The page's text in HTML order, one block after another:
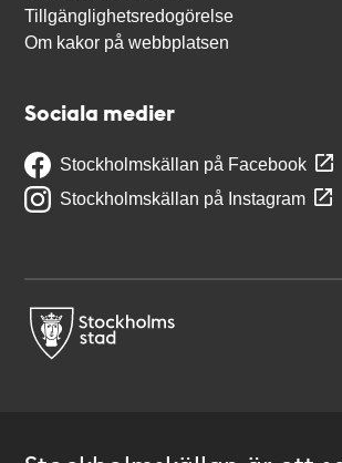
Tillgänglighetsredogörelse
Om kakor på webbplatsen
Sociala medier
Stockholmskällan på Facebook
Stockholmskällan på Instagram